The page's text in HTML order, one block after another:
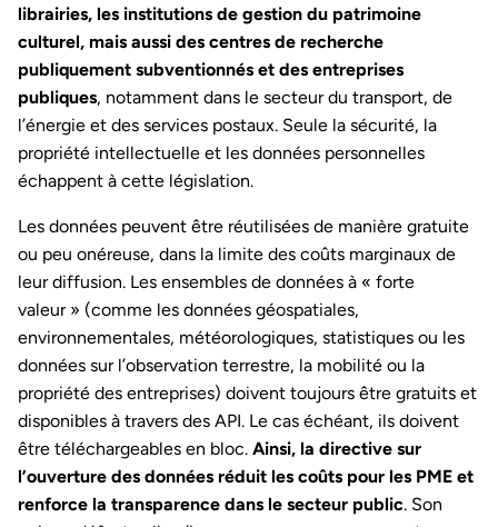
librairies, les institutions de gestion du patrimoine
culturel, mais aussi des centres de recherche
publiquement subventionnés et des entreprises
publiques, notamment dans le secteur du transport, de
l’énergie et des services postaux. Seule la sécurité, la
propriété intellectuelle et les données personnelles
échappent à cette législation.
Les données peuvent être réutilisées de manière gratuite
ou peu onéreuse, dans la limite des coûts marginaux de
leur diffusion. Les ensembles de données à « forte
valeur » (comme les données géospatiales,
environnementales, météorologiques, statistiques ou les
données sur l’observation terrestre, la mobilité ou la
propriété des entreprises) doivent toujours être gratuits et
disponibles à travers des API. Le cas échéant, ils doivent
être téléchargeables en bloc. Ainsi, la directive sur
l’ouverture des données réduit les coûts pour les PME et
renforce la transparence dans le secteur public. Son